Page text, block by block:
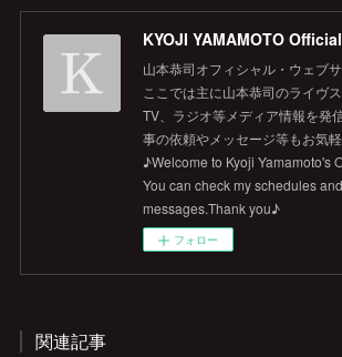
KYOJI YAMAMOTO
山本恭司オフィシャル・ウェブサ
ここでは主に山本恭司のライヴス
TV、ラジオ等メディア情報を発
事の依頼やメッセージ等もお気
♪Welcome to Kyoji Yamamoto's
You can check my schedules
messages.Thank you♪
フォロー
関連記事